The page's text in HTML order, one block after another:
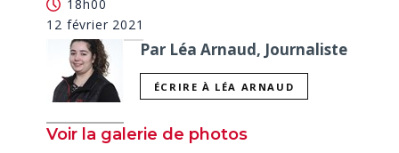
18h00
12 février 2021
Par Léa Arnaud, Journaliste
ÉCRIRE À LÉA ARNAUD
Voir la galerie de photos